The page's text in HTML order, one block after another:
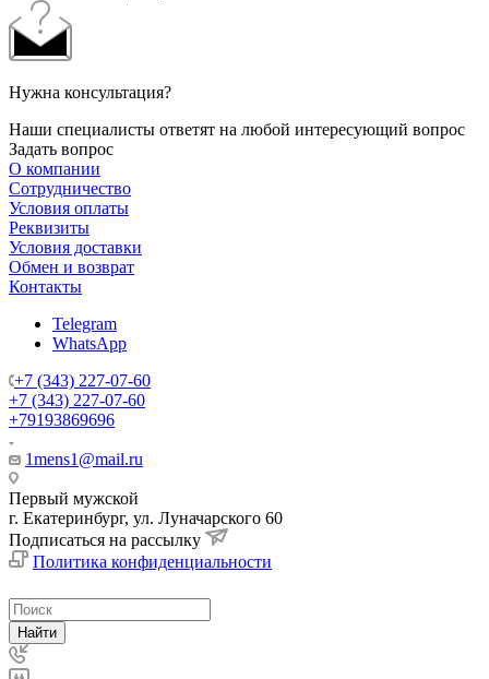
Нужна консультация?
Наши специалисты ответят на любой интересующий вопрос
Задать вопрос
О компании
Сотрудничество
Условия оплаты
Реквизиты
Условия доставки
Обмен и возврат
Контакты
Telegram
WhatsApp
+7 (343) 227-07-60
+7 (343) 227-07-60
+79193869696
1mens1@mail.ru
Первый мужской
г. Екатеринбург, ул. Луначарского 60
Подписаться на рассылку
Политика конфиденциальности
Найти